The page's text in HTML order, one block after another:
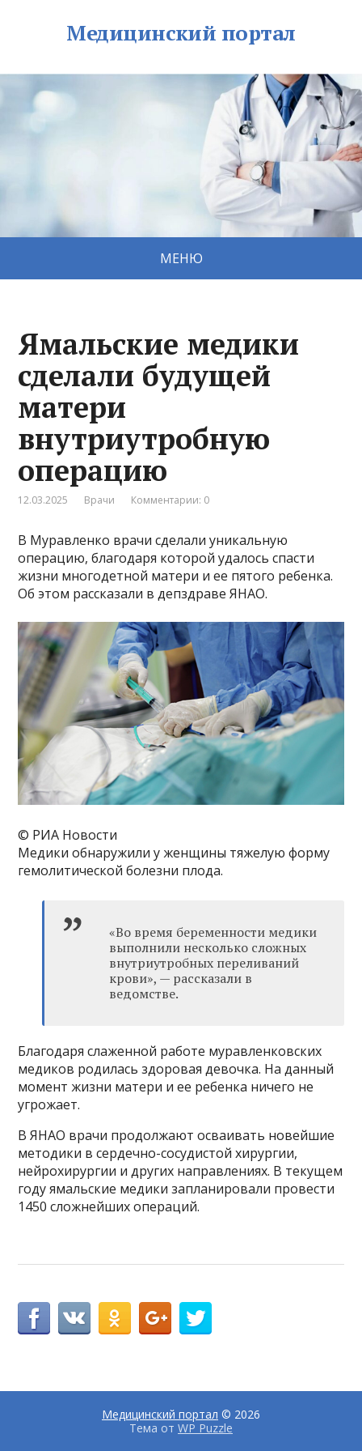
Медицинский портал
МЕНЮ
Ямальские медики
сделали будущей
матери
внутриутробную
операцию
12.03.2025 Врачи Комментарии: 0
В Муравленко врачи сделали уникальную
операцию, благодаря которой удалось спасти
жизни многодетной матери и ее пятого ребенка.
Об этом рассказали в депздраве ЯНАО.
© РИА Новости
Медики обнаружили у женщины тяжелую форму
гемолитической болезни плода.
«Во время беременности медики
выполнили несколько сложных
внутриутробных переливаний
крови», — рассказали в
ведомстве.
Благодаря слаженной работе муравленковских
медиков родилась здоровая девочка. На данный
момент жизни матери и ее ребенка ничего не
угрожает.
В ЯНАО врачи продолжают осваивать новейшие
методики в сердечно-сосудистой хирургии,
нейрохирургии и других направлениях. В текущем
году ямальские медики запланировали провести
1450 сложнейших операций.
Медицинский портал © 2026
Тема от WP Puzzle